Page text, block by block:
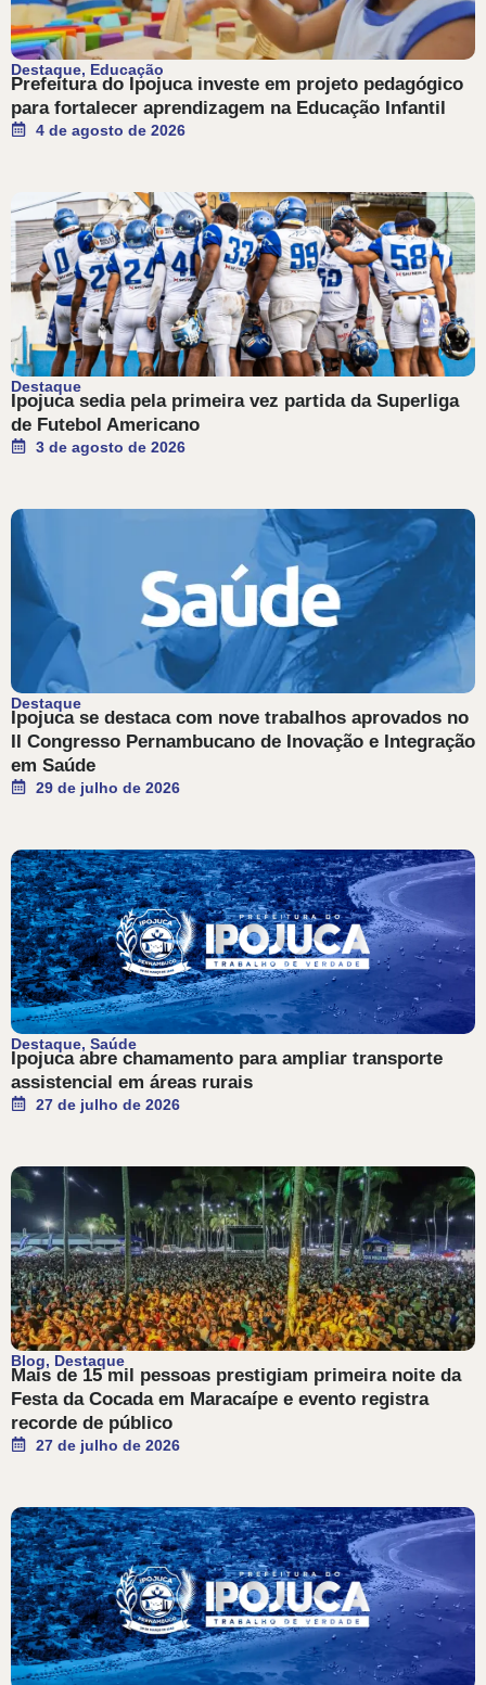
Destaque, Educação
Prefeitura do Ipojuca investe em projeto pedagógico
para fortalecer aprendizagem na Educação Infantil
4 de agosto de 2026
Destaque
Ipojuca sedia pela primeira vez partida da Superliga
de Futebol Americano
3 de agosto de 2026
Destaque
Ipojuca se destaca com nove trabalhos aprovados no
II Congresso Pernambucano de Inovação e Integração
em Saúde
29 de julho de 2026
Destaque, Saúde
Ipojuca abre chamamento para ampliar transporte
assistencial em áreas rurais
27 de julho de 2026
Blog, Destaque
Mais de 15 mil pessoas prestigiam primeira noite da
Festa da Cocada em Maracaípe e evento registra
recorde de público
27 de julho de 2026